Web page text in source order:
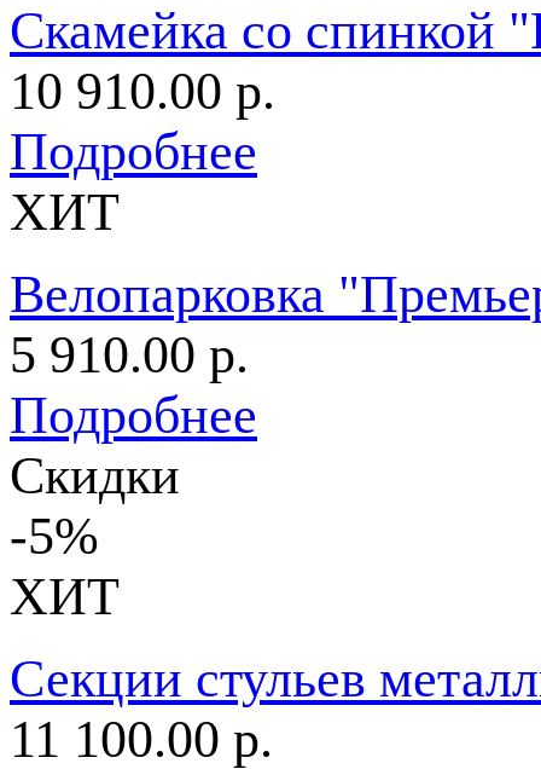
Скамейка со спинкой
10 910.00 р.
Подробнее
ХИТ
Велопарковка
5 910.00 р.
Подробнее
Скидки
-5%
ХИТ
Секции стульев
11 100.00 р.